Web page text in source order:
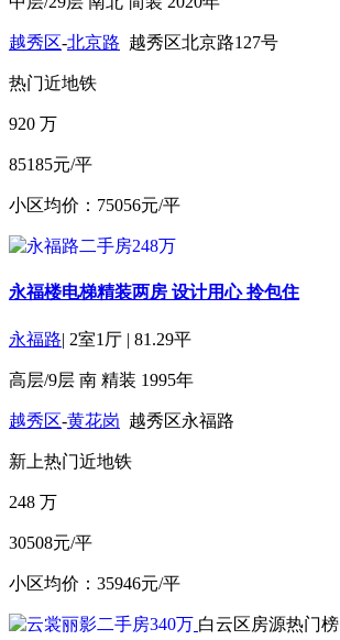
越秀区-北京路 越秀区北京路127号
热门近地铁
920 万
85185元/平
小区均价：75056元/平
永福楼电梯精装两房 设计用心 拎包住
永福路| 2室1厅 | 81.29平
高层/9层 南 精装 1995年
越秀区-黄花岗 越秀区永福路
新上热门近地铁
248 万
30508元/平
小区均价：35946元/平
白云区房源热门榜